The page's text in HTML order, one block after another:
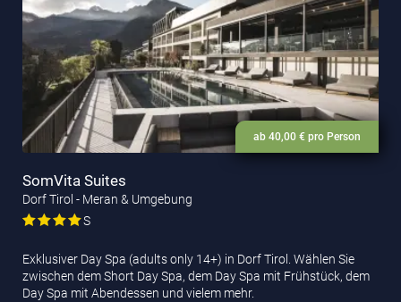
ab 40,00 € pro Person
SomVita Suites
Dorf Tirol - Meran & Umgebung
S
Exklusiver Day Spa (adults only 14+) in Dorf Tirol. Wählen Sie
zwischen dem Short Day Spa, dem Day Spa mit Frühstück, dem
Day Spa mit Abendessen und vielem mehr.